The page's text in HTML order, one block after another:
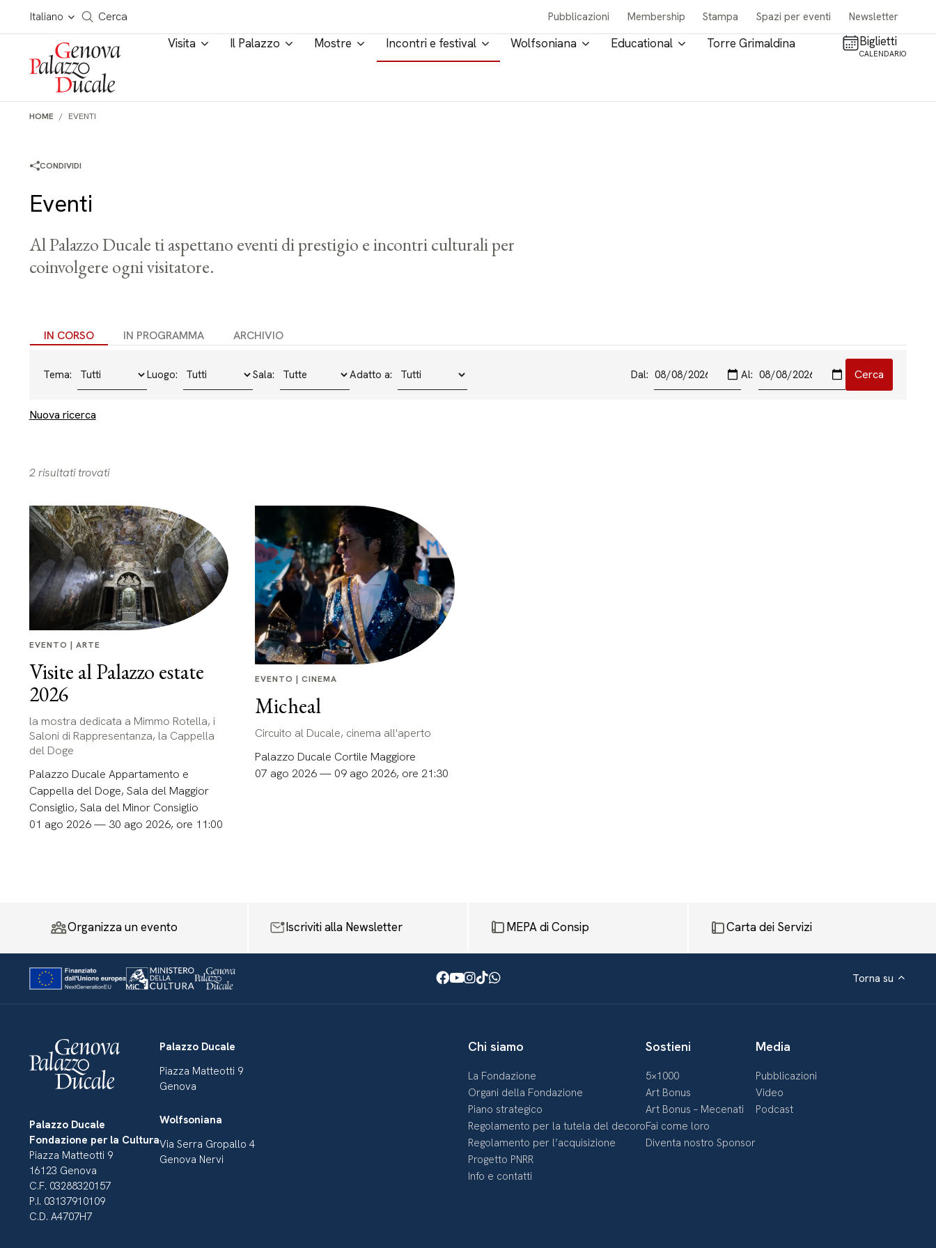
Salta al contenuto
Italiano
Cerca in tutto il sito
Cerca Pubblicazioni Membership Stampa Spazi per eventi Newsletter
Visita Il Palazzo Mostre Incontri e festival Wolfsoniana Educational Torre Grimaldina Biglietti
CALENDARIO
HOME EVENTI
CONDIVIDI
Eventi
Al Palazzo Ducale ti aspettano eventi di prestigio e incontri culturali per
coinvolgere ogni visitatore.
IN CORSO IN PROGRAMMA ARCHIVIO
Tema: Luogo: Sala: Adatto a: Dal: Al:
Nuova ricerca
2 risultati trovati
EVENTO | ARTE
Visite al Palazzo estate
2026
la mostra dedicata a Mimmo Rotella, i
Saloni di Rappresentanza, la Cappella
del Doge
Palazzo Ducale Appartamento e
Cappella del Doge, Sala del Maggior
Consiglio, Sala del Minor Consiglio
01 ago 2026 — 30 ago 2026, ore 11:00
EVENTO | CINEMA
Micheal
Circuito al Ducale, cinema all'aperto
Palazzo Ducale Cortile Maggiore
07 ago 2026 — 09 ago 2026, ore 21:30
Organizza un evento Iscriviti alla Newsletter MEPA di Consip Carta dei Servizi
Facebook
Youtube
Instagram
TikTok
WhatsApp Torna su
Palazzo Ducale
Fondazione per la Cultura
Piazza Matteotti 9
16123 Genova
C.F. 03288320157
P.I. 03137910109
C.D. A4707H7
Palazzo Ducale
Piazza Matteotti 9
Genova
Wolfsoniana
Via Serra Gropallo 4
Genova Nervi
Chi siamo
La Fondazione
Organi della Fondazione
Piano strategico
Regolamento per la tutela del decoro
Regolamento per l’acquisizione
Progetto PNRR
Info e contatti
Sostieni
5×1000
Art Bonus
Art Bonus – Mecenati
Fai come loro
Diventa nostro Sponsor
Media
Pubblicazioni
Video
Podcast